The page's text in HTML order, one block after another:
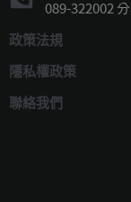
089-322002
政策法規
隱私權政策
聯絡我們